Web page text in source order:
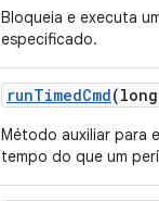
Bloqueia e executa
especificado.
runTimedCmd
Método auxiliar para
tempo do que um